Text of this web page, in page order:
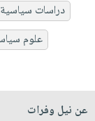
دراسات سياسية
علوم
عن نيل وفرات